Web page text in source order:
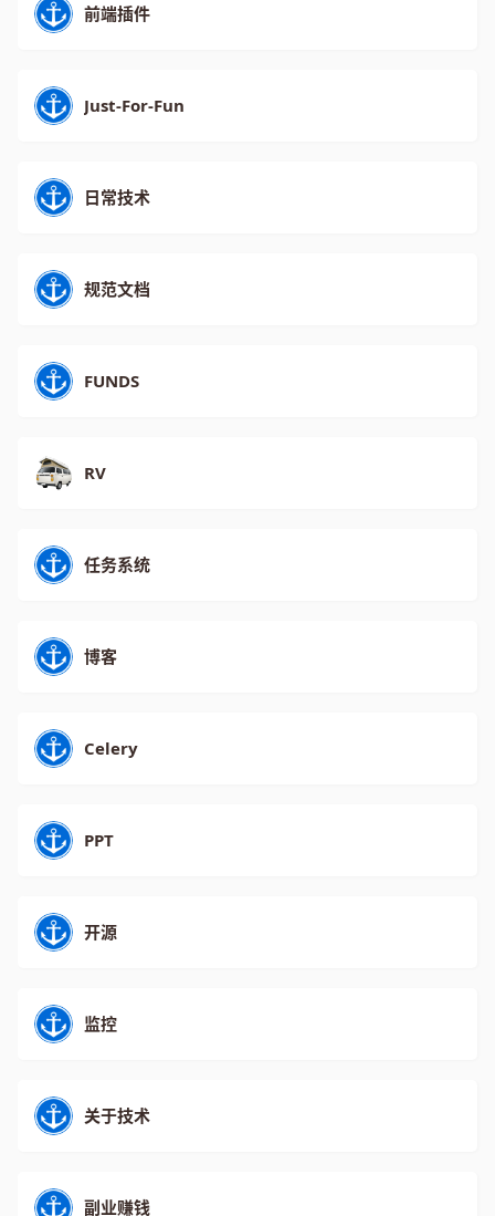
前端插件
Just-For-Fun
日常技术
规范文档
FUNDS
RV
任务系统
博客
Celery
PPT
开源
监控
关于技术
副业赚钱